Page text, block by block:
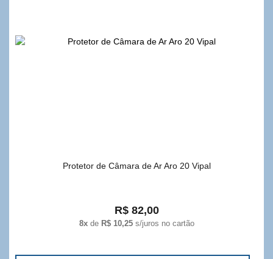
Protetor de Câmara de Ar Aro 20 Vipal
R$ 82,00
8xde R$ 10,25s/juros no cartão